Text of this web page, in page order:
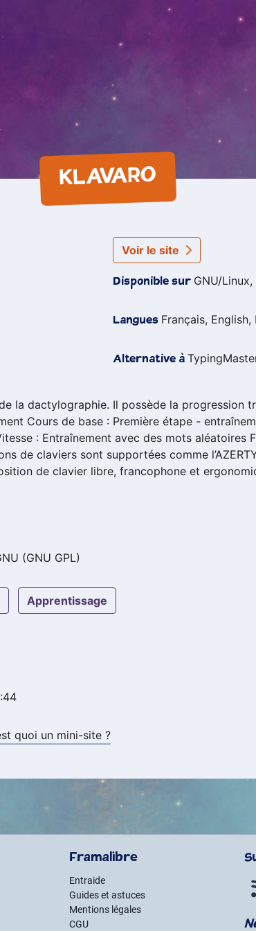
KLAVARO
Voir le site
Disponible sur GNU/
Langues Français,
Alternative à
la dactylographie. Il possède la progression
Cours de base : Première étape -
: Entraînement avec des mots aléatoires
de claviers sont supportées comme
de clavier libre, francophone et
(GNU GPL)
apprentissage
quoi un mini-site ?
Framalibre
Entraide
Guides et astuces
Mentions légales
CGU